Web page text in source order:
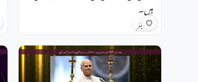
ہیں۔
5 گھنٹے پہلے شیئر